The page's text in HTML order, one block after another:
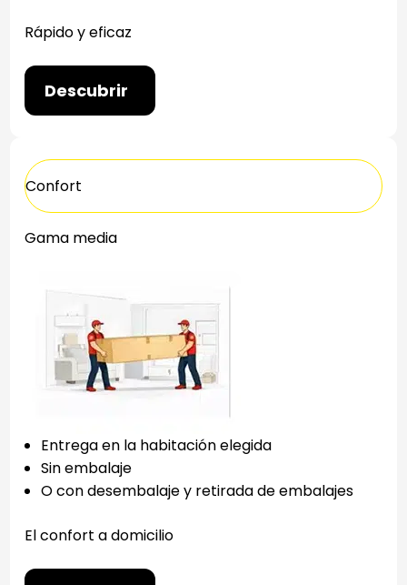
Rápido y eficaz
Descubrir
Confort
Gama media
Entrega en la habitación elegida
Sin embalaje
O con desembalaje y retirada de embalajes
El confort a domicilio